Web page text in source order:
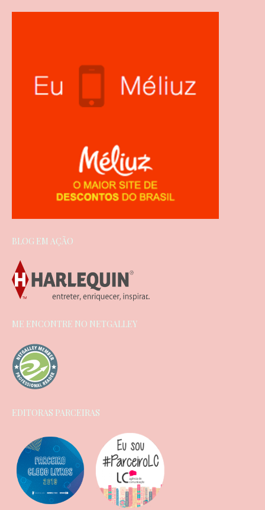
BLOG EM AÇÃO
ME ENCONTRE NO NETGALLEY
EDITORAS PARCEIRAS